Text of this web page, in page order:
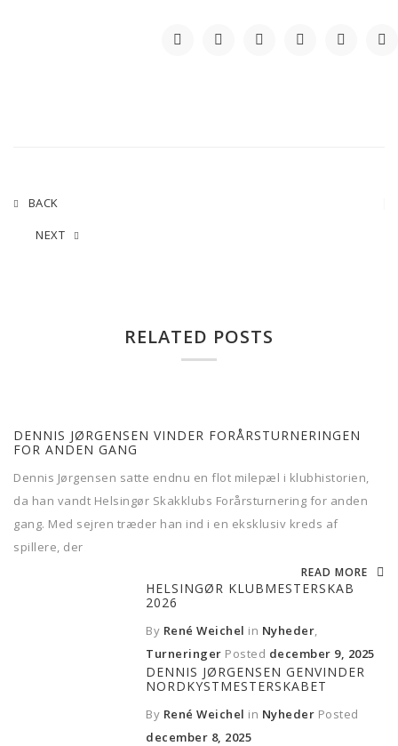
BACK
NEXT
RELATED POSTS
DENNIS JØRGENSEN VINDER FORÅRSTURNERINGEN
FOR ANDEN GANG
Dennis Jørgensen satte endnu en flot milepæl i klubhistorien,
da han vandt Helsingør Skakklubs Forårsturnering for anden
gang. Med sejren træder han ind i en eksklusiv kreds af
spillere, der
READ MORE
HELSINGØR KLUBMESTERSKAB
2026
By René Weichel in Nyheder,
Turneringer Posted december 9, 2025
DENNIS JØRGENSEN GENVINDER
NORDKYSTMESTERSKABET
By René Weichel in Nyheder Posted
december 8, 2025